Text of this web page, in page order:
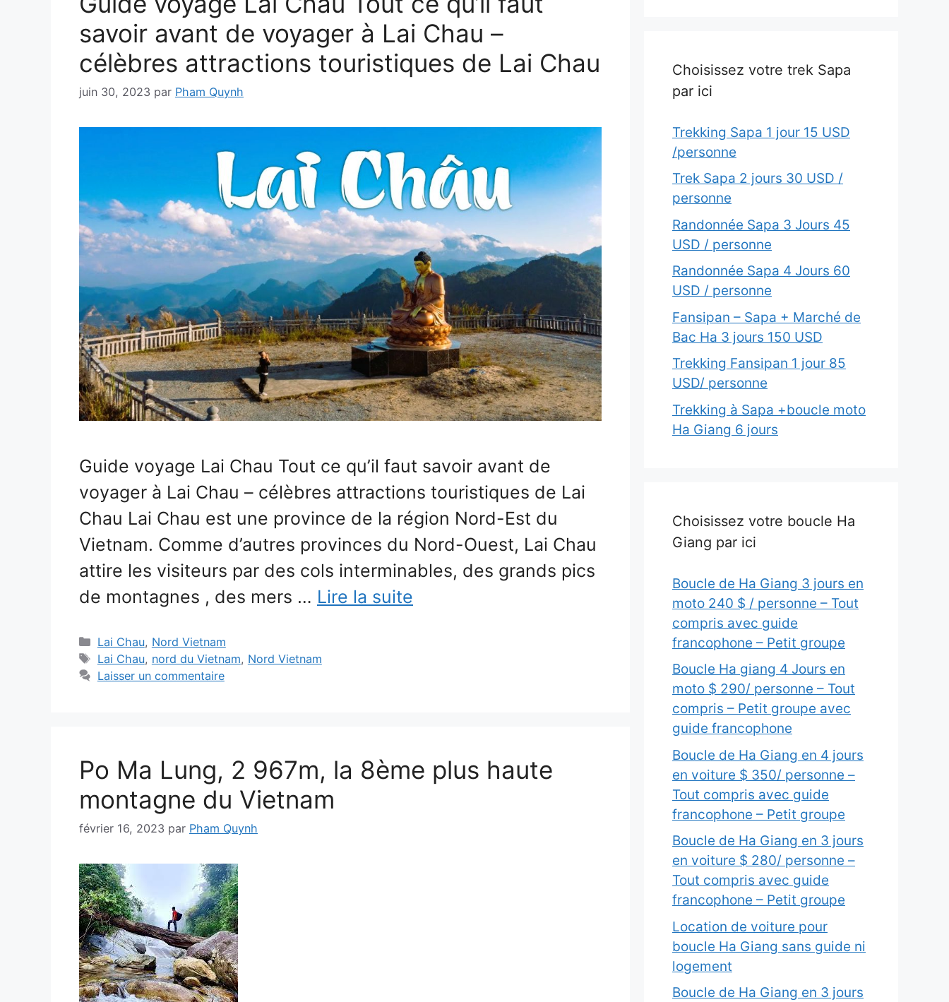
savoir avant de voyager à Lai Chau –
célèbres attractions touristiques de Lai Chau
juin 30, 2023 par Pham Quynh
Guide voyage Lai Chau Tout ce qu’il faut savoir avant de
voyager à Lai Chau – célèbres attractions touristiques de Lai
Chau Lai Chau est une province de la région Nord-Est du
Vietnam. Comme d’autres provinces du Nord-Ouest, Lai Chau
attire les visiteurs par des cols interminables, des grands pics
de montagnes , des mers … Lire la suite
Catégories
Lai Chau, Nord Vietnam
Étiquettes
Lai Chau, nord du Vietnam, Nord Vietnam
Laisser un commentaire
Po Ma Lung, 2 967m, la 8ème plus haute
montagne du Vietnam
février 16, 2023 par Pham Quynh
Choisissez votre trek Sapa
par ici
Trekking Sapa 1 jour 15 USD
/personne
Trek Sapa 2 jours 30 USD /
personne
Randonnée Sapa 3 Jours 45
USD / personne
Randonnée Sapa 4 Jours 60
USD / personne
Fansipan – Sapa + Marché de
Bac Ha 3 jours 150 USD
Trekking Fansipan 1 jour 85
USD/ personne
Trekking à Sapa +boucle moto
Ha Giang 6 jours
Choisissez votre boucle Ha
Giang par ici
Boucle de Ha Giang 3 jours en
moto 240 $ / personne – Tout
compris avec guide
francophone – Petit groupe
Boucle Ha giang 4 Jours en
moto $ 290/ personne – Tout
compris – Petit groupe avec
guide francophone
Boucle de Ha Giang en 4 jours
en voiture $ 350/ personne –
Tout compris avec guide
francophone – Petit groupe
Boucle de Ha Giang en 3 jours
en voiture $ 280/ personne –
Tout compris avec guide
francophone – Petit groupe
Location de voiture pour
boucle Ha Giang sans guide ni
logement
Boucle de Ha Giang en 3 jours